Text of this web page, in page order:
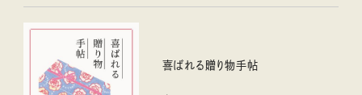
喜ばれる贈り物手帖